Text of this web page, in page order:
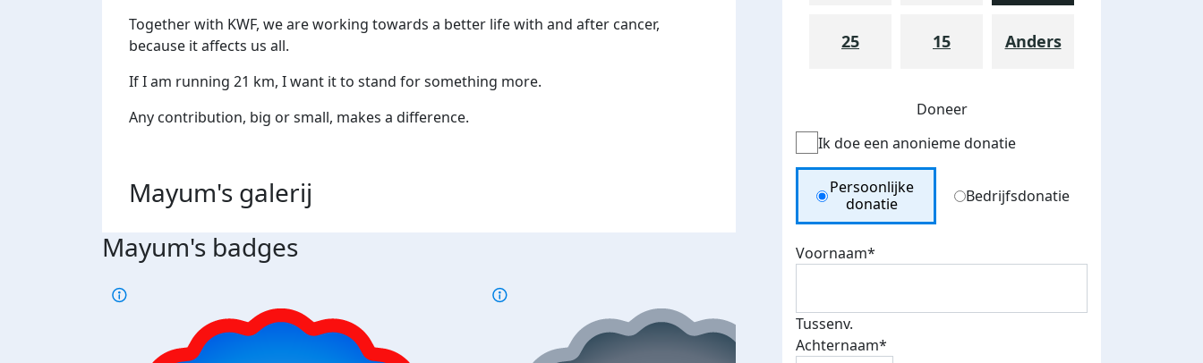
Together with KWF, we are working towards a better life with and after cancer,
because it affects us all.
If I am running 21 km, I want it to stand for something more.
Any contribution, big or small, makes a difference.
Mayum's galerij
Mayum's badges
25 15 Anders
Doneer
Ik doe een anonieme donatie
Donation Type
Persoonlijke
donatie
Bedrijfsdonatie
Voornaam*
Tussenv.
Achternaam*